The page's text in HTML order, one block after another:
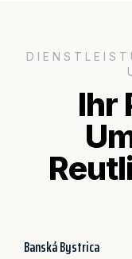
Ihr
Banská Bystrica